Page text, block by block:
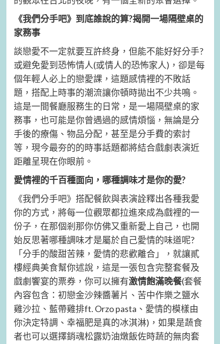
《我們分手吧》到底誰說的算?揭開一場隔壁桌的
家務事
談戀愛不一定就要互許終身，但能不能好好分手?
或避免愛到恐怖情人(或情人的恐怖家人)，卻是每
個年輕人必上的戀愛課，這題感情裡的不敗話
題，搭配上時事的潮流讓你頓時拋出不少共鳴。
這是一間餐廳服務生的日常，是一場隔壁桌的家
務事，也可能是你曾遇過的感情煩惱，無論是分
手後的療傷、物品分配，甚至是分手費的索討
等，現今最夯的的時事話題都將結合戲劇表演近
距離呈現在你眼前。
愛情裡的千百種面向，哪種調味才是你的愛?
《我們分手吧》搭配餐飲與表演詮釋出各種我愛
你的方式，將每一位觀眾都拉進來成為戲裡的一
份子，在那個剎那你仿佛又重新愛上自己，也開
始反思著哪種調味才是屬於自己愛情的味道呢?
「分手的酸甜苦辣，愛情的悲歡離合」，就讓貳
樓經典美食幫你述說，這是一張包含完整套餐及
戲劇饗宴的票券，你可以擁有激情飽滿晚餐(套餐
內容包含：初戀金沙辣醬薯片、苦中作樂之鹽水
雞沙拉、藍帶雞排ft. Orzo pasta、愛情的模樣由
你決定特調、幸福肥是真的冰淇淋)，如果是蔬食
者也可以選擇銷魂松露奶油燉飯佐時蔬的無肉套